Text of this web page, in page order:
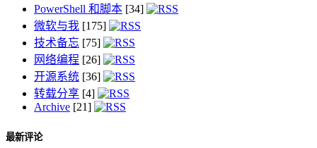
PowerShell 和脚本 [34]
微软与我 [175]
技术备忘 [75]
网络编程 [26]
开源系统 [36]
转载分享 [4]
Archive [21]
最新评论